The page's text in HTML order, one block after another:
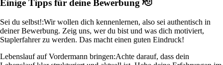
Einige Tipps für deine Bewerbung 🫡
Sei du selbst!:Wir wollen dich kennenlernen, also sei authentisch in
deiner Bewerbung. Zeig uns, wer du bist und was dich motiviert,
Staplerfahrer zu werden. Das macht einen guten Eindruck!
Lebenslauf auf Vordermann bringen:Achte darauf, dass dein